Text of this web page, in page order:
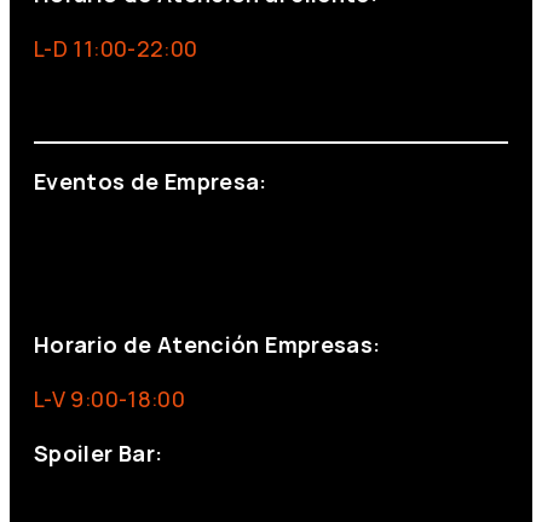
L-D 11:00-22:00
Eventos de Empresa:
Horario de Atención Empresas:
L-V 9:00-18:00
Spoiler Bar: